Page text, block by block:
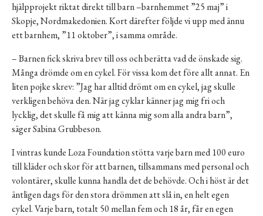
hjälpprojekt riktat direkt till barn –barnhemmet ”25 maj” i
Skopje, Nordmakedonien. Kort därefter följde vi upp med ännu
ett barnhem, ”11 oktober”, i samma område.
– Barnen fick skriva brev till oss och berätta vad de önskade sig.
Många drömde om en cykel. För vissa kom det före allt annat. En
liten pojke skrev: ”Jag har alltid drömt om en cykel, jag skulle
verkligen behöva den. När jag cyklar känner jag mig fri och
lycklig, det skulle få mig att känna mig som alla andra barn”,
säger Sabina Grubbeson.
I vintras kunde Loza Foundation stötta varje barn med 100 euro
till kläder och skor för att barnen, tillsammans med personal och
volontärer, skulle kunna handla det de behövde. Och i höst är det
äntligen dags för den stora drömmen att slå in, en helt egen
cykel. Varje barn, totalt 50 mellan fem och 18 år, får en egen